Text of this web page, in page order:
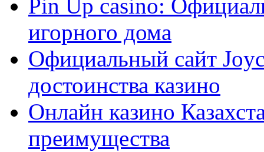
Pin Up casino:
игорного дома
Официальный сайт
достоинства казино
Онлайн казино
преимущества